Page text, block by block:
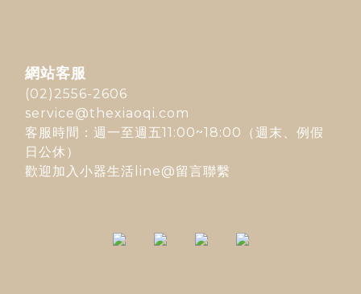
網站客服
(02)2556-2606
service@thexiaoqi.com
客服時間：週一至週五11:00~18:00（週末、例假
日公休）
歡迎加入 小器生活line@留言聯繫